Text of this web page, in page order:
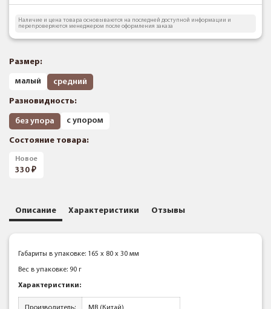
Наличие и цена товара основываются на последней доступной информации и
перепроверяются менеджером после оформления заказа
Размер:
малый средний
Разновидность:
без упора с упором
Состояние товара:
Новое
330
Описание Характеристики Отзывы
Габариты в упаковке: 165 x 80 x 30 мм
Вес в упаковке: 90 г
Характеристики: